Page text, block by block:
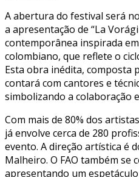
A abertura do festival será
a apresentação de “La
contemporânea inspirada
colombiano, que reflete o
Esta obra inédita, composta
contará com cantores e
simbolizando a colaboração
Com mais de 80% dos
já envolve cerca de 280
evento. A direção artística é
Malheiro. O FAO também se
apresentando um